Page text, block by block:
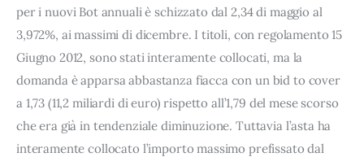
per i nuovi Bot annuali è schizzato dal 2,34 di maggio al
3,972%, ai massimi di dicembre. I titoli, con regolamento 15
Giugno 2012, sono stati interamente collocati, ma la
domanda è apparsa abbastanza fiacca con un bid to cover
a 1,73 (11,2 miliardi di euro) rispetto all’1,79 del mese scorso
che era già in tendenziale diminuzione. Tuttavia l’asta ha
interamente collocato l’importo massimo prefissato dal